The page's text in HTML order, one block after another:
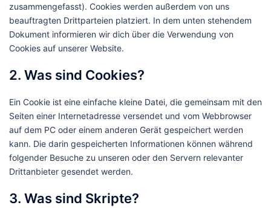
zusammengefasst). Cookies werden außerdem von uns
beauftragten Drittparteien platziert. In dem unten stehendem
Dokument informieren wir dich über die Verwendung von
Cookies auf unserer Website.
2. Was sind Cookies?
Ein Cookie ist eine einfache kleine Datei, die gemeinsam mit den
Seiten einer Internetadresse versendet und vom Webbrowser
auf dem PC oder einem anderen Gerät gespeichert werden
kann. Die darin gespeicherten Informationen können während
folgender Besuche zu unseren oder den Servern relevanter
Drittanbieter gesendet werden.
3. Was sind Skripte?